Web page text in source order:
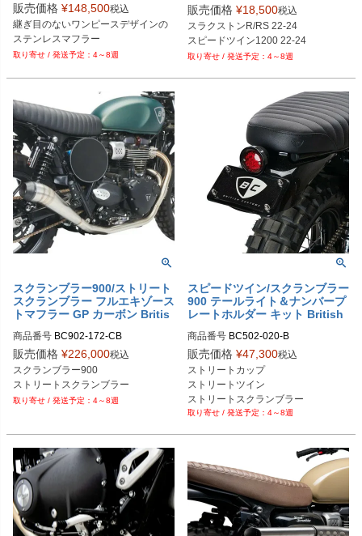
販売価格 ¥148,500税込
継ぎ目のないワンピースデザインの
4～8週
旧型番：BC902-065-BR
販売価格 ¥18,500税込
スラクストンR/RS 22-24
4～8週
スクランブラー900/ストリート
スクランブラー フルエキゾース
トマフラー GP カーボン Britis
商品番号 BC902-172-CB
販売価格 ¥226,000税込
スクランブラー900
ストリートスクランブラー
4～8週
スピードツイン/スクランブラー
900 テールライト＆ナンバープ
レートホルダー キット British
商品番号 BC502-020-B
販売価格 ¥47,300税込
ストリートカップ
ストリートツイン
ストリートスクランブラー
4～8週